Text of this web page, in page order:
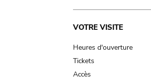
Main
navigation
VOTRE VISITE
Heures d'ouverture
Tickets
Accès